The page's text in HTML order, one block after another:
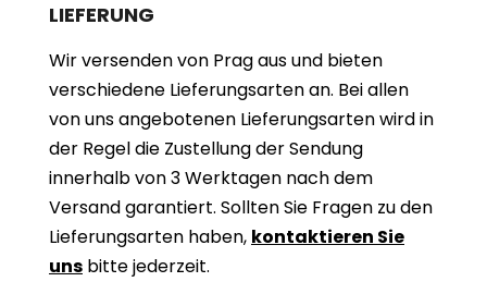
LIEFERUNG
Wir versenden von Prag aus und bieten
verschiedene Lieferungsarten an. Bei allen
von uns angebotenen Lieferungsarten wird in
der Regel die Zustellung der Sendung
innerhalb von 3 Werktagen nach dem
Versand garantiert. Sollten Sie Fragen zu den
Lieferungsarten haben, kontaktieren Sie
uns bitte jederzeit.